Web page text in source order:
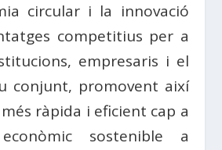
circular i la innovació
competitius per a
empresaris i el
conjunt, promovent així
ràpida i eficient cap a
sostenible a